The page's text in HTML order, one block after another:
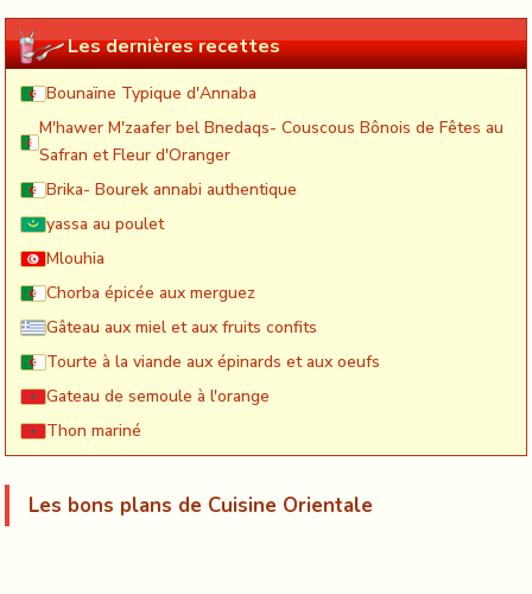
Les dernières recettes
Bounaïne Typique d'Annaba
M'hawer M'zaafer bel Bnedaqs- Couscous Bônois de Fêtes au
Safran et Fleur d'Oranger
Brika- Bourek annabi authentique
yassa au poulet
Mlouhia
Chorba épicée aux merguez
Gâteau aux miel et aux fruits confits
Tourte à la viande aux épinards et aux oeufs
Gateau de semoule à l'orange
Thon mariné
Les bons plans de Cuisine Orientale